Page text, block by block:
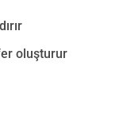
oluşturur